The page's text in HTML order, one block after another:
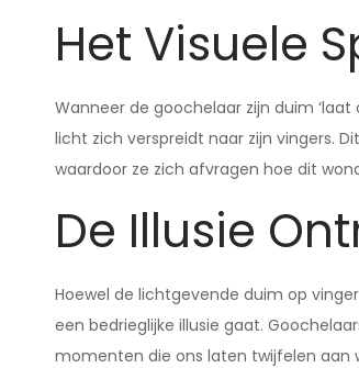
Het Visuele
Wanneer de goochelaar zijn duim
licht zich verspreidt naar zijn vingers.
waardoor ze zich afvragen hoe dit
De Illusie
Hoewel de lichtgevende duim op
een bedrieglijke illusie gaat.
momenten die ons laten twijfelen aan